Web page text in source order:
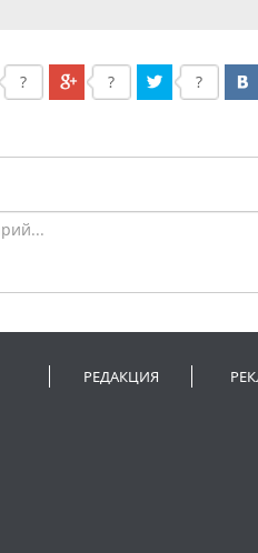
? ? ?
РЕДАКЦИЯ